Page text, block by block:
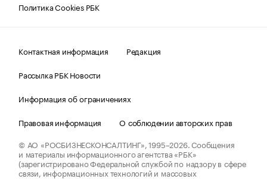
Политика Cookies РБК
Контактная информация
Редакция
Рассылка РБК Новости
Информация об ограничениях
Правовая информация
О соблюдении авторских прав
© АО «РОСБИЗНЕСКОНСАЛТИНГ»,1995–2026.Сообщения
и материалы информационного агентства «РБК»
(зарегистрировано Федеральной службой по надзору в сфере
связи, информационных технологий и массовых